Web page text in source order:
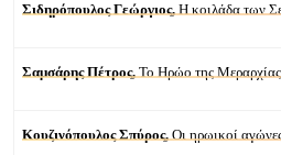
Σιδηρόπουλος Γεώργιος,Η κοιλάδα των
Σαμσάρης Πέτρος,Το Ηρώο της
Κουζινόπουλος Σπύρος,Οι ηρωικοί